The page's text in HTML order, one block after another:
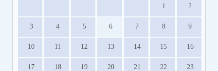
1 2
3 4 5 6 7 8 9
10 11 12 13 14 15 16
17 18 19 20 21 22 23